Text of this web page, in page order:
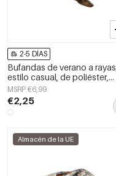
2-5 DÍAS
Bufandas de verano a rayas,
estilo casual, de poliéster,
accesorios para el día a día.
MSRP €6,99
€2,25
Almacén de la UE